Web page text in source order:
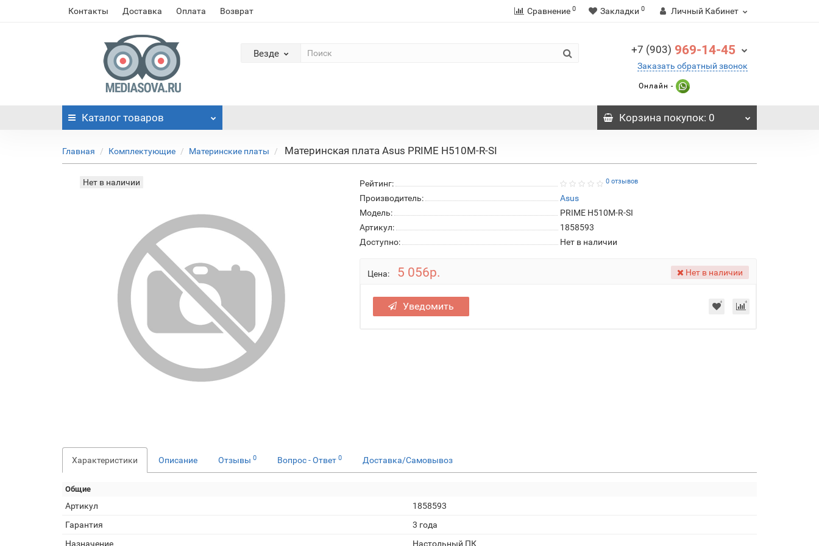
Контакты Доставка Оплата Возврат Сравнение 0 Закладки 0 Личный Кабинет
Везде +7 (903) 969-14-45
Заказать обратный звонок
Онлайн -
Каталог товаров Корзинапокупок: 0
Главная Комплектующие Материнские платы Материнская плата Asus PRIME H510M-R-SI
Нет в наличии Рейтинг: 0 отзывов
Производитель:
Asus
Модель:
PRIME H510M-R-SI
Артикул:
1858593
Доступно:
Нет в наличии
Цена: 5 056р. Нет в наличии
Уведомить
Характеристики Описание Отзывы 0 Вопрос - Ответ 0 Доставка/Самовывоз
Общие
Артикул
1858593
Гарантия
3 года
Назначение
Настольный ПК